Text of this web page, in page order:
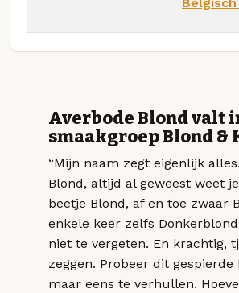
Averbode Blond valt
smaakgroep Blond &
“Mijn naam zegt eigenlijk
Blond, altijd al geweest weet
beetje Blond, af en toe zwaar
enkele keer zelfs
niet te vergeten. En krachtig,
zeggen. Probeer dit
maar eens te verhullen.